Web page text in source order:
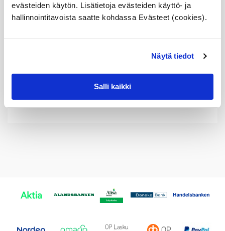
evästeiden käytön. Lisätietoja evästeiden käyttö- ja
hallinnointitavoista saatte kohdassa Evästeet (cookies).
Näytä tiedot
Salli kaikki
1124 7 504 426
11 24 7 504 426
11247628034
7628034